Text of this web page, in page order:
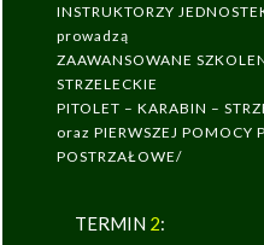
INSTRUKTORZY
prowadzą
ZAAWANSOWANE
STRZELECKIE
PITOLET – KARABIN –
oraz PIERWSZEJ POMOCY
POSTRZAŁOWE/
TERMIN 2: